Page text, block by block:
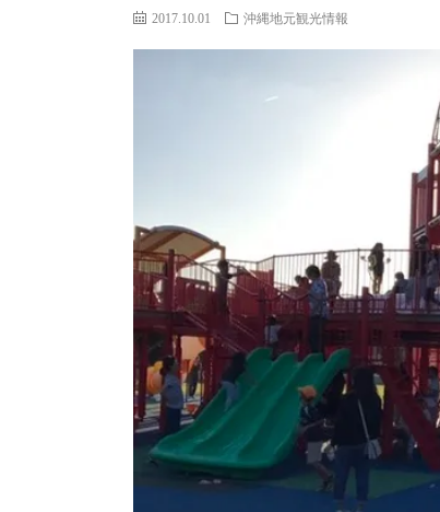
2017.10.01 沖縄地元観光情報